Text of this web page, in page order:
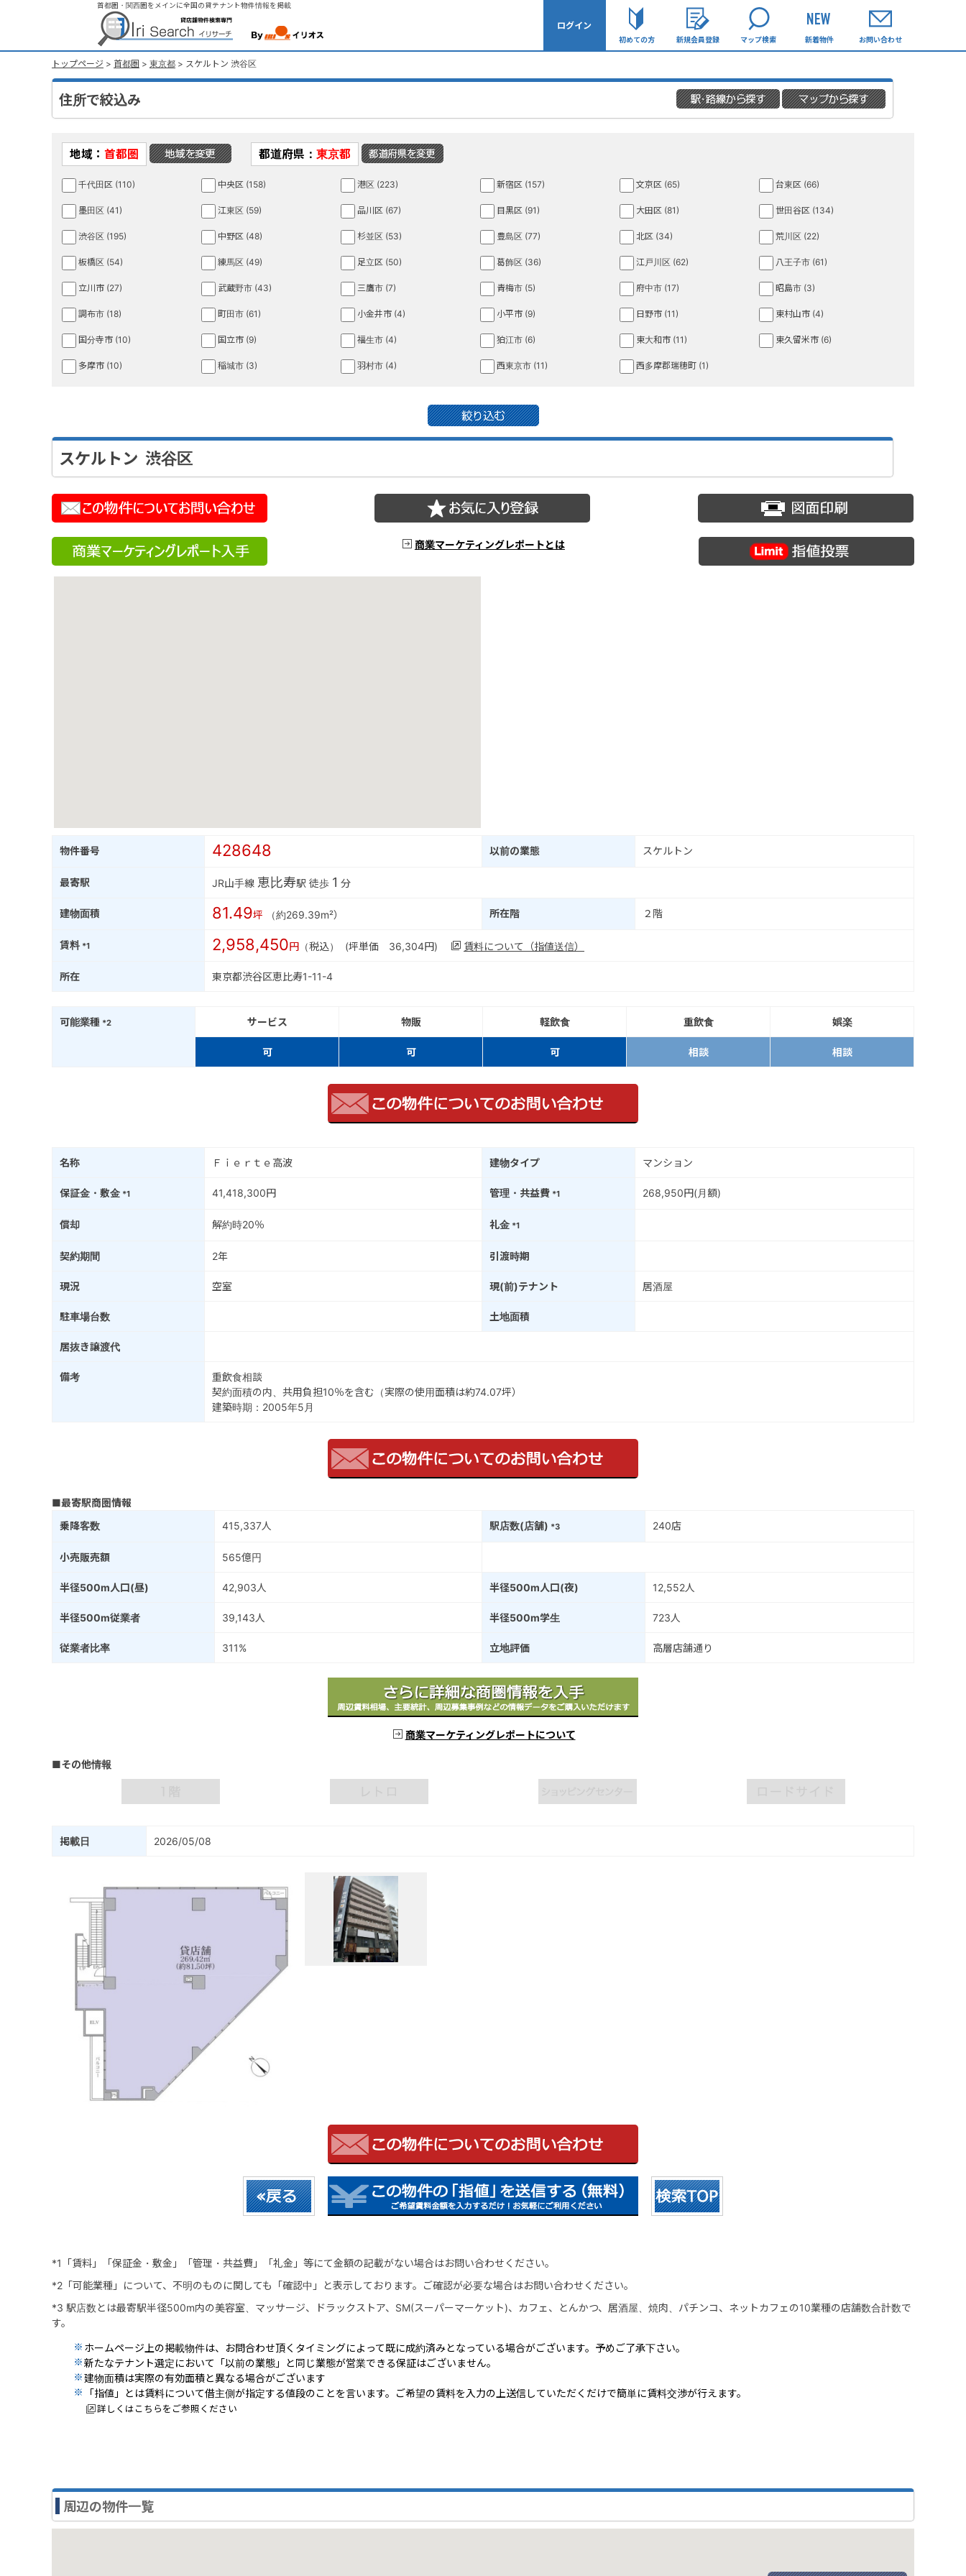
首都圏・関西圏をメインに全国の貸テナント物件情報を掲載
ログイン
初めての方 新規会員登録 マップ検索 新着物件 お問い合わせ
トップページ > 首都圏 > 東京都 > スケルトン 渋谷区
住所で絞込み
地域： 首都圏 都道府県： 東京都
千代田区 (110) 中央区 (158) 港区 (223) 新宿区 (157) 文京区 (65) 台東区 (66)
墨田区 (41) 江東区 (59) 品川区 (67) 目黒区 (91) 大田区 (81) 世田谷区 (134)
渋谷区 (195) 中野区 (48) 杉並区 (53) 豊島区 (77) 北区 (34) 荒川区 (22)
板橋区 (54) 練馬区 (49) 足立区 (50) 葛飾区 (36) 江戸川区 (62) 八王子市 (61)
立川市 (27) 武蔵野市 (43) 三鷹市 (7) 青梅市 (5) 府中市 (17) 昭島市 (3)
調布市 (18) 町田市 (61) 小金井市 (4) 小平市 (9) 日野市 (11) 東村山市 (4)
国分寺市 (10) 国立市 (9) 福生市 (4) 狛江市 (6) 東大和市 (11) 東久留米市 (6)
多摩市 (10) 稲城市 (3) 羽村市 (4) 西東京市 (11) 西多摩郡瑞穂町 (1)
スケルトン 渋谷区
商業マーケティングレポートとは
物件番号 428648 以前の業態 スケルトン
最寄駅 JR山手線 恵比寿駅 徒歩 1 分
建物面積 81.49坪 （約269.39m²） 所在階 ２階
賃料 *1 2,958,450円 （税込） (坪単価 36,304円) 賃料について（指値送信）
所在 東京都渋谷区恵比寿1-11-4
可能業種 *2 サービス 物販 軽飲食 重飲食 娯楽
可 可 可 相談 相談
名称 Ｆｉｅｒｔｅ高波 建物タイプ マンション
保証金・敷金 *1 41,418,300円 管理・共益費 *1 268,950円(月額)
償却 解約時20％ 礼金 *1
契約期間 2年 引渡時期
現況 空室 現(前)テナント 居酒屋
駐車場台数 土地面積
居抜き譲渡代
備考
重飲食相談
契約面積の内、共用負担10％を含む（実際の使用面積は約74.07坪）
建築時期：2005年5月
■最寄駅商圏情報
乗降客数
415,337人 駅店数(店舗) *3 240店
小売販売額 565億円
半径500m人口(昼) 42,903人 半径500m人口(夜) 12,552人
半径500m従業者 39,143人 半径500m学生 723人
従業者比率 311% 立地評価 高層店舗通り
商業マーケティングレポートについて
■その他情報
掲載日 2026/05/08
*1「賃料」「保証金・敷金」「管理・共益費」「礼金」等にて金額の記載がない場合はお問い合わせください。
*2「可能業種」について、不明のものに関しても「確認中」と表示しております。ご確認が必要な場合はお問い合わせください。
*3 駅店数とは最寄駅半径500m内の美容室、マッサージ、ドラックストア、SM(スーパーマーケット)、カフェ、とんかつ、居酒屋、焼肉、パチンコ、ネットカフェの10業種の店舗数合計数で
す。
ホームページ上の掲載物件は、お問合わせ頂くタイミングによって既に成約済みとなっている場合がございます。予めご了承下さい。
新たなテナント選定において「以前の業態」と同じ業態が営業できる保証はございません。
建物面積は実際の有効面積と異なる場合がございます
「指値」とは賃料について借主側が指定する値段のことを言います。ご希望の賃料を入力の上送信していただくだけで簡単に賃料交渉が行えます。
詳しくはこちらをご参照ください
周辺の物件一覧